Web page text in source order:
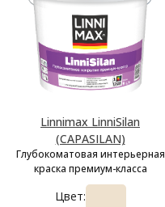
Linnimax LinniSilan
(CAPASILAN)
Глубокоматовая интерьерная
краска премиум-класса
Цвет: